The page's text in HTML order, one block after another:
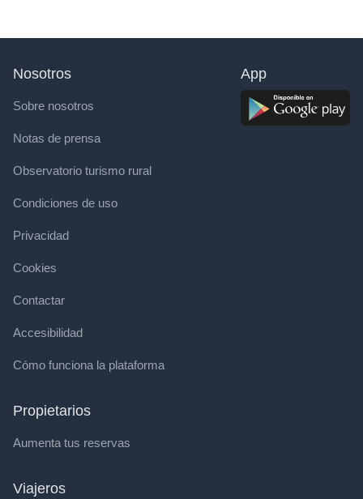
Nosotros
Sobre nosotros
Notas de prensa
Observatorio turismo rural
Condiciones de uso
Privacidad
Cookies
Contactar
Accesibilidad
Cómo funciona la plataforma
Propietarios
Aumenta tus reservas
Viajeros
App